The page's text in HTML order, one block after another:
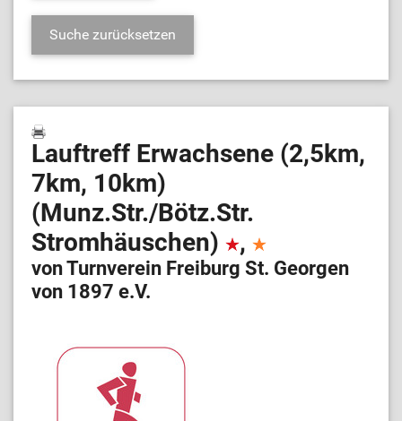
Lauftreff Erwachsene (2,5km,
7km, 10km)
(Munz.Str./Bötz.Str.
Stromhäuschen)
,
von Turnverein Freiburg St. Georgen
von 1897 e.V.